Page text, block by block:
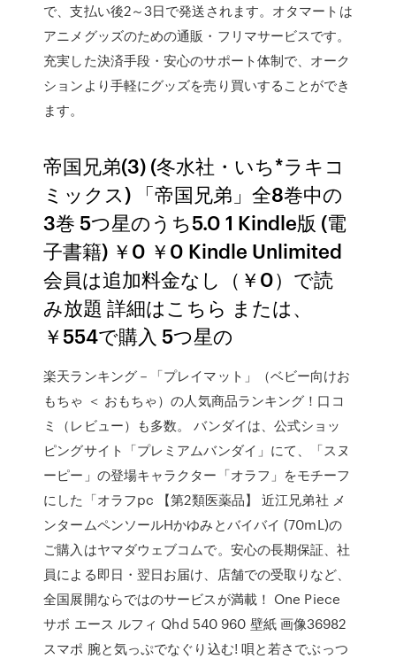
で、支払い後2～3日で発送されます。オタマートは
アニメグッズのための通販・フリマサービスです。
充実した決済手段・安心のサポート体制で、オーク
ションより手軽にグッズを売り買いすることができ
ます。
帝国兄弟(3) (冬水社・いち*ラキコ
ミックス) 「帝国兄弟」全8巻中の
3巻 5つ星のうち5.0 1 Kindle版 (電
子書籍) ￥0 ￥0 Kindle Unlimited
会員は追加料金なし（￥0）で読
み放題 詳細はこちら または、
￥554で購入 5つ星の
楽天ランキング－「プレイマット」（ベビー向けお
もちゃ ＜ おもちゃ）の人気商品ランキング！口コ
ミ（レビュー）も多数。 バンダイは、公式ショッ
ピングサイト「プレミアムバンダイ」にて、「スヌ
ーピー」の登場キャラクター「オラフ」をモチーフ
にした「オラフpc 【第2類医薬品】 近江兄弟社 メ
ンタームペンソールHかゆみとバイバイ (70mL)の
ご購入はヤマダウェブコムで。安心の長期保証、社
員による即日・翌日お届け、店舗での受取りなど、
全国展開ならではのサービスが満載！ One Piece
サボ エース ルフィ Qhd 540 960 壁紙 画像36982
スマポ 腕と気っぷでなぐり込む! 唄と若さでぶっつ